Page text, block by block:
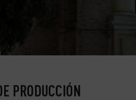
PRODUCCIÓN